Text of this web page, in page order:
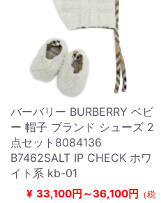
バーバリー BURBERRY ベビ
ー 帽子 ブランド シューズ 2
点セット8084136
B7462SALT IP CHECK ホワ
イト系 kb-01
¥ 33,100円～36,100円 （税